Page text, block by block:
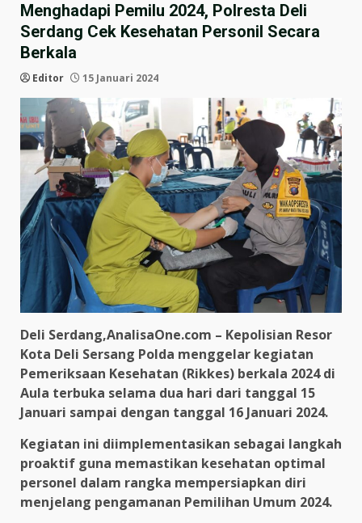
Menghadapi Pemilu 2024, Polresta Deli
Serdang Cek Kesehatan Personil Secara
Berkala
Editor 15 Januari 2024
Deli Serdang,AnalisaOne.com – Kepolisian Resor
Kota Deli Sersang Polda menggelar kegiatan
Pemeriksaan Kesehatan (Rikkes) berkala 2024 di
Aula terbuka selama dua hari dari tanggal 15
Januari sampai dengan tanggal 16 Januari 2024.
Kegiatan ini diimplementasikan sebagai langkah
proaktif guna memastikan kesehatan optimal
personel dalam rangka mempersiapkan diri
menjelang pengamanan Pemilihan Umum 2024.